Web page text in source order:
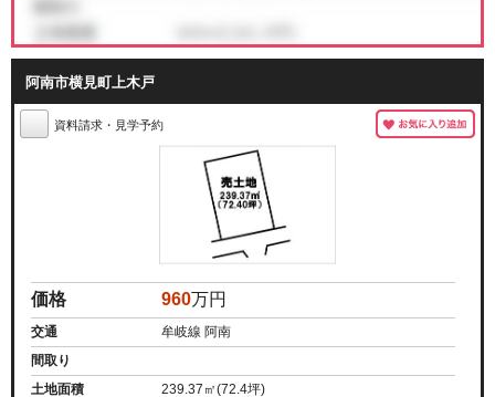
阿南市横見町上木戸
資料請求・見学予約
価格 960万円
交通
牟岐線 阿南
間取り
土地面積
239.37㎡(72.4坪)